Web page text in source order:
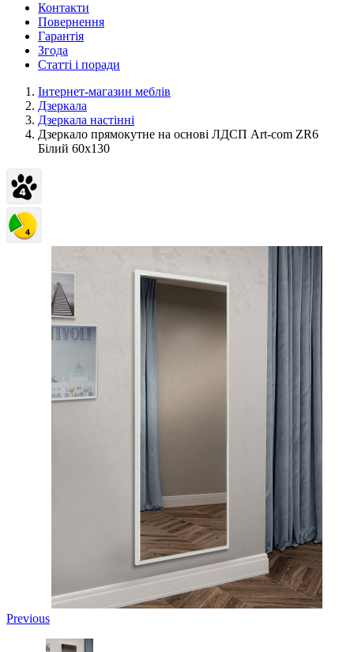
Контакти
Повернення
Гарантія
Згода
Статті і поради
Інтернет-магазин меблів
Дзеркала
Дзеркала настінні
Дзеркало прямокутне на основі ЛДСП Art-com ZR6
Білий 60х130
Previous